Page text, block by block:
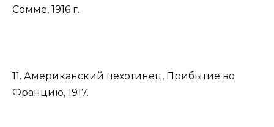
Сомме, 1916 г.
11. Американский пехотинец, Прибытие во
Францию, 1917.